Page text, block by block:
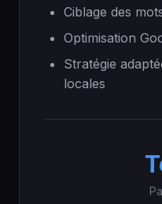
Ciblage des
Optimisation
Stratégie
locales